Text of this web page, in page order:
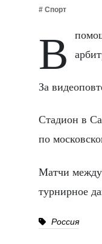
# Спорт
В помощь Чистякову на поле будут работать лайнсмены Андрей Образко и Алексей Ширяев, четвертым
За
Стадион в
по
Матчи
турнирное
Россия